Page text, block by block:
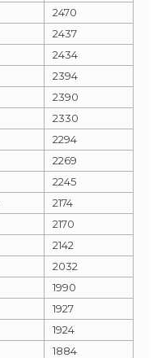
2470
2437
2434
2394
2390
2330
2294
2269
2245
2174
2170
2142
2032
1990
1927
1924
1884